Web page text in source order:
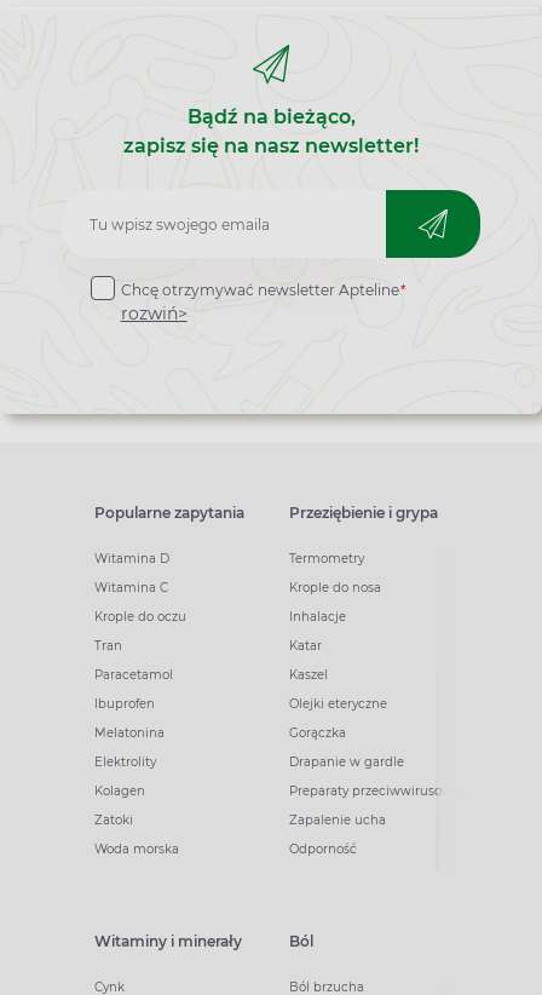
Bądź na bieżąco,
zapisz się na nasz newsletter!
Zapisz
do
newslettera
Chcę otrzymywać newsletter Apteline*
rozwiń>
Popularne zapytania
Witamina D
Witamina C
Krople do oczu
Tran
Paracetamol
Ibuprofen
Melatonina
Elektrolity
Kolagen
Zatoki
Woda morska
Przeziębienie i grypa
Termometry
Krople do nosa
Inhalacje
Katar
Kaszel
Olejki eteryczne
Gorączka
Drapanie w gardle
Preparaty przeciwwirusowe
Zapalenie ucha
Odporność
Witaminy i minerały
Cynk
Ból
Ból brzucha